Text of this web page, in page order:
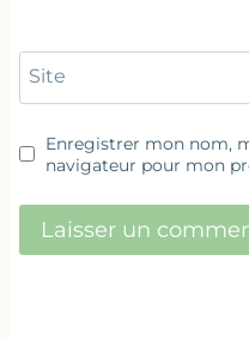
Site
Enregistrer mon nom,
navigateur pour mon